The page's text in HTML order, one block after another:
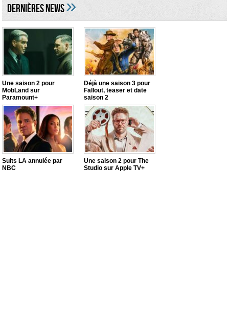
DERNIÈRES NEWS»
Une saison 2 pour
MobLand sur
Paramount+
Déjà une saison 3 pour
Fallout, teaser et date
saison 2
Suits LA annulée par
NBC
Une saison 2 pour The
Studio sur Apple TV+